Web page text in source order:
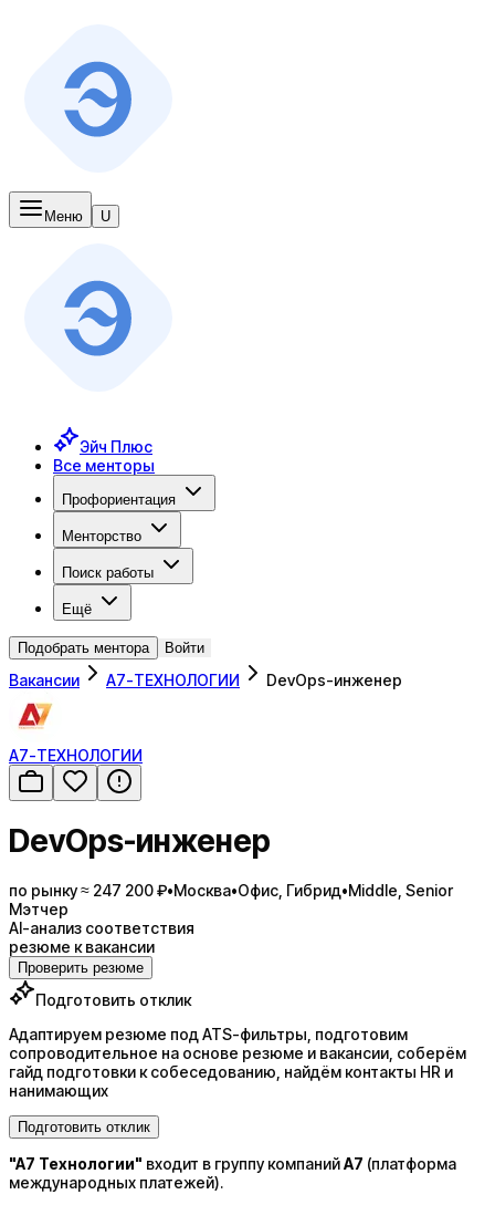
Меню U
Эйч Плюс
Все менторы
Профориентация
Менторство
Поиск работы
Ещё
Подобрать ментора Войти
Вакансии А7-ТЕХНОЛОГИИ DevOps-инженер
А7-ТЕХНОЛОГИИ
DevOps-инженер
по рынку ≈ 247 200 ₽•Москва•Офис, Гибрид•Middle, Senior
Мэтчер
AI-анализ соответствия
резюме к вакансии
Проверить резюме
Подготовить отклик
Адаптируем резюме под ATS-фильтры, подготовим
сопроводительное на основе резюме и вакансии, соберём
гайд подготовки к собеседованию, найдём контакты HR и
нанимающих
Подготовить отклик
"A7 Технологии" входит в группу компанийA7 (платформа
международных платежей).